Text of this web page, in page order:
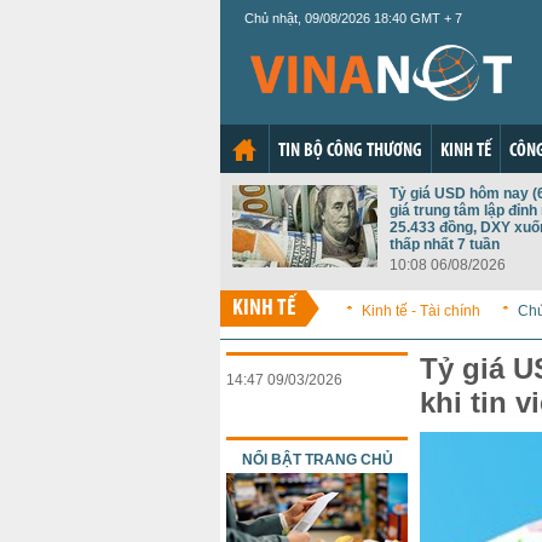
Chủ nhật, 09/08/2026 18:40 GMT + 7
TIN BỘ CÔNG THƯƠNG KINH TẾ
Tỷ giá USD hôm nay
giá trung tâm lập
25.433 đồng, DXY
thấp nhất 7 tuần
10:08 06/08/2026
KINH TẾ Kinh tế - Tài chính
Tỷ giá
khi tin
14:47 09/03/2026
NỔI BẬT TRANG CHỦ